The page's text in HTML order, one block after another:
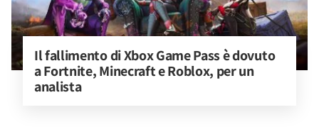
Il fallimento di Xbox Game Pass è dovuto
a Fortnite, Minecraft e Roblox, per un
analista